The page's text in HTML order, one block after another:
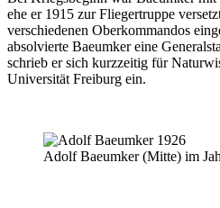
ehe er 1915 zur Fliegertruppe
verschiedenen Oberkommandos
absolvierte Baeumker eine
schrieb er sich kurzzeitig für
Universität Freiburg ein.
Adolf Baeumker (Mitte) im